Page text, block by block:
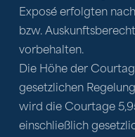
Exposé erfolgten
bzw.
vorbehalten.
Die Höhe der
gesetzlichen
wird die Courtage
einschließlich